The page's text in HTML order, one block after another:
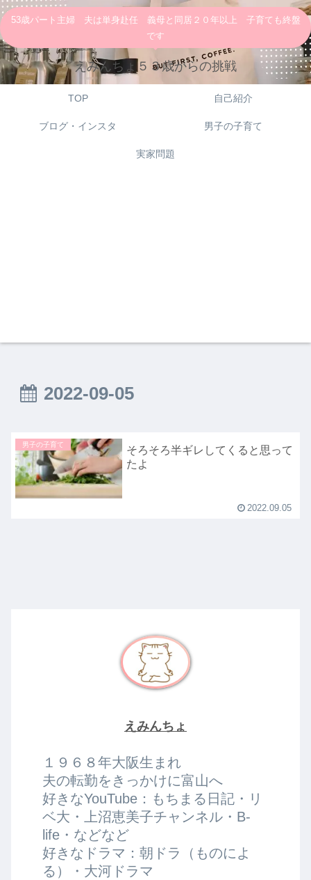
53歳パート主婦 夫は単身赴任 義母と同居２０年以上 子育ても終盤
です
えみんちょ５３歳からの挑戦
TOP 自己紹介
ブログ・インスタ 男子の子育て
実家問題
2022-09-05
男子の子育て
そろそろ半ギレしてくると思って
たよ
2022.09.05
えみんちょ
１９６８年大阪生まれ
夫の転勤をきっかけに富山へ
好きなYouTube：もちまる日記・リ
ベ大・上沼恵美子チャンネル・B-
life・などなど
好きなドラマ：朝ドラ（ものによ
る）・大河ドラマ